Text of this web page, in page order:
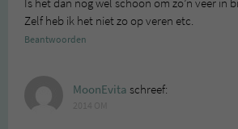
Is het dan nog wel schoon om zo’n veer in
Zelf heb ik het niet zo op veren etc.
Beantwoorden
MoonEvita schreef: